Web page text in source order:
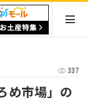
337
め市場」の